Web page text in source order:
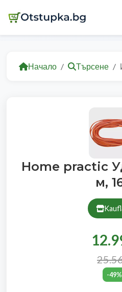
Начало Търсене
Home practic
м,
-49%